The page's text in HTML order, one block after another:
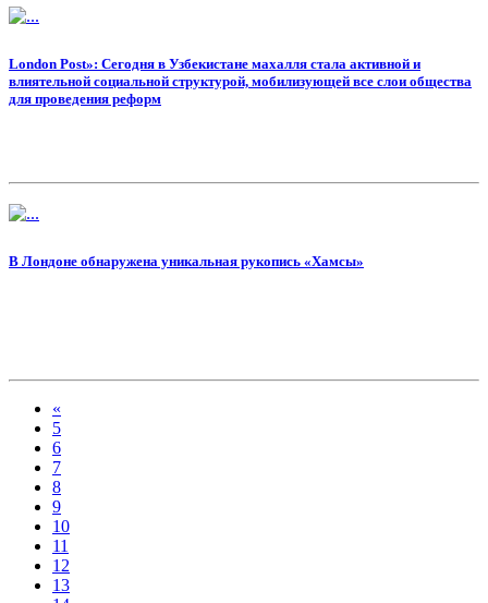
London Post»: Сегодня в Узбекистане махалля стала активной и
влиятельной социальной структурой, мобилизующей все слои общества
для проведения реформ
В Лондоне обнаружена уникальная рукопись «Хамсы»
«
5
6
7
8
9
10
11
12
13